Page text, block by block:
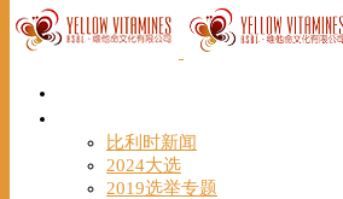
比利时新闻
2024大选
2019选举专题